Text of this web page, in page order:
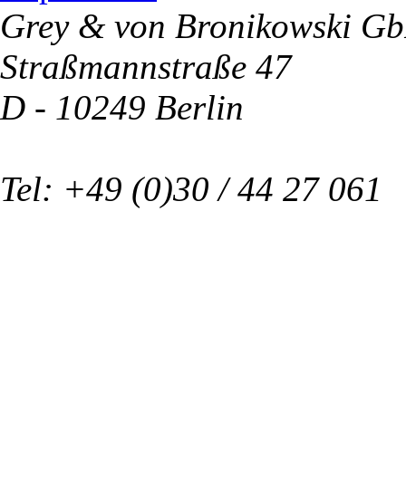
Grey & von Bronikowski
Straßmannstraße 47
D - 10249 Berlin
Tel: +49 (0)30 / 44 27 061